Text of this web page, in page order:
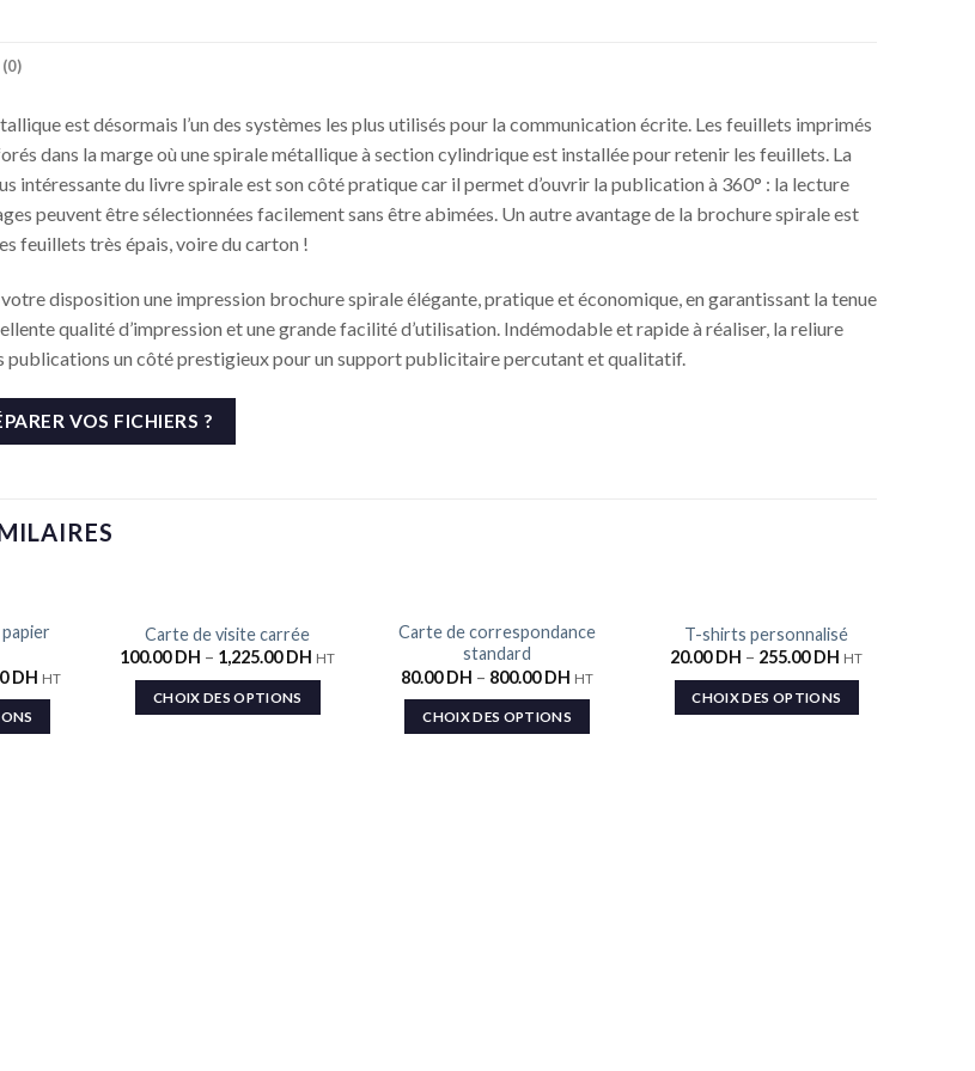
est désormais l’un des systèmes les plus utilisés pour la communication écrite. Les feuillets imprimés
dans la marge où une spirale métallique à section cylindrique est installée pour retenir les feuillets. La
intéressante du livre spirale est son côté pratique car il permet d’ouvrir la publication à 360° : la lecture
peuvent être sélectionnées facilement sans être abimées. Un autre avantage de la brochure spirale est
feuillets très épais, voire du carton !
disposition une impression brochure spirale élégante, pratique et économique, en garantissant la tenue
qualité d’impression et une grande facilité d’utilisation. Indémodable et rapide à réaliser, la reliure
publications un côté prestigieux pour un support publicitaire percutant et qualitatif.
VOS FICHIERS ?
Ajouter
de
DH HT
Ajouter
à la liste
souhaits
Carte de visite carrée
100.00DH – 1,225.00DH HT
CHOIX DES OPTIONS
Ajouter
de
Carte de correspondance
standard
80.00DH – 800.00DH HT
CHOIX DES OPTIONS
Ajouter
à la liste
souhaits
T-shirts personnalisé
20.00DH – 255.00DH HT
CHOIX DES OPTIONS